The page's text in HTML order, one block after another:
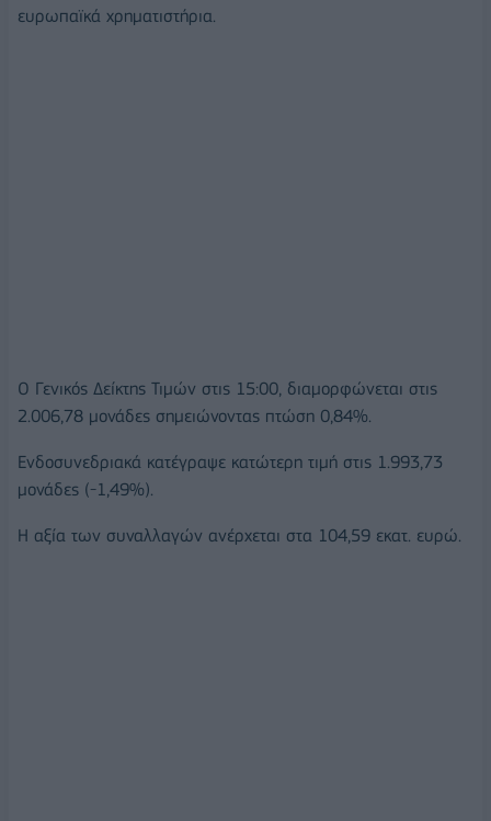
ευρωπαϊκά χρηματιστήρια.
O Γενικός Δείκτης Τιμών στις 15:00, διαμορφώνεται στις
2.006,78 μονάδες σημειώνοντας πτώση 0,84%.
Ενδοσυνεδριακά κατέγραψε κατώτερη τιμή στις 1.993,73
μονάδες (-1,49%).
Η αξία των συναλλαγών ανέρχεται στα 104,59 εκατ. ευρώ.